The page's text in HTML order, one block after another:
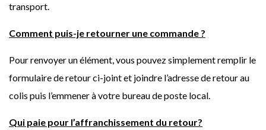
transport.
Comment puis-je retourner une commande ?
Pour renvoyer un élément, vous pouvez simplement remplir le
formulaire de retour ci-joint et joindre l’adresse de retour au
colis puis l’emmener à votre bureau de poste local.
Qui paie pour l’affranchissement du retour?